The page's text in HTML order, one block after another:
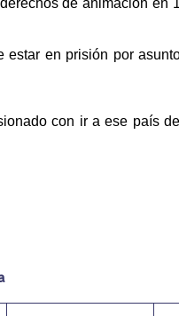
en prisión por
con ir a ese país